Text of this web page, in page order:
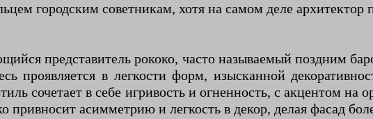
городским советникам, хотя на самом деле
представитель рококо, часто называемый поздним
проявляется в легкости форм, изысканной
сочетает в себе игривость и огненность, с акцентом
привносит асимметрию и легкость в декор, делая фасад